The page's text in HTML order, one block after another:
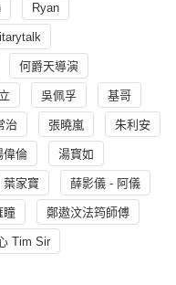
Ryan
何爵天導演
吳佩孚 基哥
治 張曉嵐 朱利安
偉倫 湯寳如
葉家寶 薛影儀 - 阿儀
瞳 鄭遨汶法筠師傅
Tim Sir